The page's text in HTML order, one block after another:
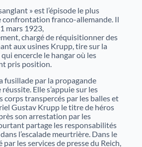
» est l’épisode le plus
confrontation franco-allemande. Il
mars 1923,
chargé de réquisitionner des
aux usines Krupp, tire sur la
encercle le hangar où les
pris position.
fusillade par la propagande
Elle s’appuie sur les
corps transpercés par les balles et
Gustav Krupp le titre de héros
son arrestation par les
partage les responsabilités
l’escalade meurtrière. Dans le
les services de presse du Reich,
conflits et soldats
et bâtiments
et notariat
Culture et loisirs